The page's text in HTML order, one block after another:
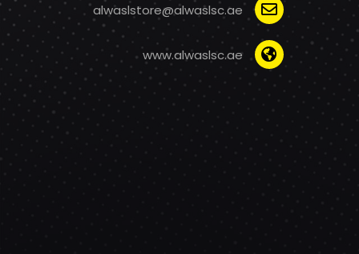
alwaslstore@alwaslsc.ae
www.alwaslsc.ae